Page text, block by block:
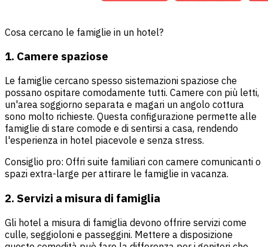
Cosa cercano le famiglie in un hotel?
1. Camere spaziose
Le famiglie cercano spesso sistemazioni spaziose che
possano ospitare comodamente tutti. Camere con più letti,
un'area soggiorno separata e magari un angolo cottura
sono molto richieste. Questa configurazione permette alle
famiglie di stare comode e di sentirsi a casa, rendendo
l'esperienza in hotel piacevole e senza stress.
Consiglio pro: Offri suite familiari con camere comunicanti o
spazi extra-large per attirare le famiglie in vacanza.
2. Servizi a misura di famiglia
Gli hotel a misura di famiglia devono offrire servizi come
culle, seggioloni e passeggini. Mettere a disposizione